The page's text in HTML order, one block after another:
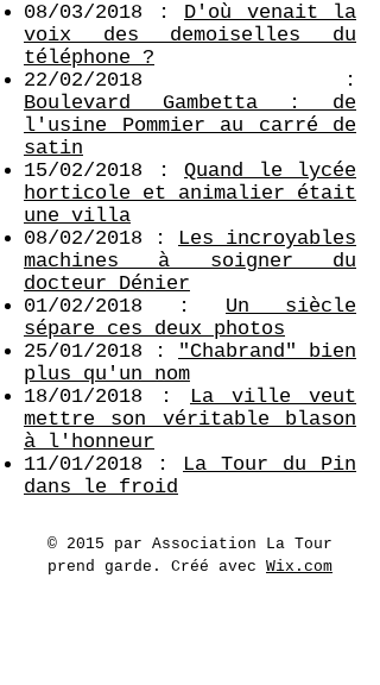
08/03/2018 : D'où venait la
voix des demoiselles du
téléphone ?
22/02/2018 :
Boulevard Gambetta : de
l'usine Pommier au carré de
satin
15/02/2018 : Quand le lycée
horticole et animalier était
une villa
08/02/2018 :
Les incroyables
machines à soigner du
docteur Dénier
01/02/2018 : Un siècle
sépare ces deux photos
25/01/2018 :
"Chabrand" bien
plus qu'un nom
18/01/2018 :
La ville veut
mettre son véritable blason
à l'honneur
11/01/2018 :
La Tour du Pin
dans le froid
© 2015 par Association La Tour
prend garde. Créé avec Wix.com